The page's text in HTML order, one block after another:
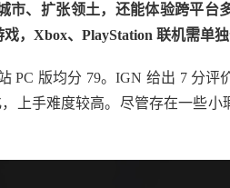
市、扩张领土，还能体验跨平台
，Xbox、PlayStation 联机需单独
PC 版均分 79。IGN 给出 7 分
上手难度较高。尽管存在一些